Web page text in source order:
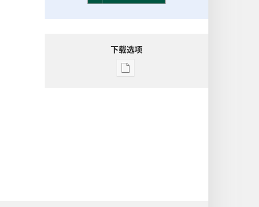
下载选项
出